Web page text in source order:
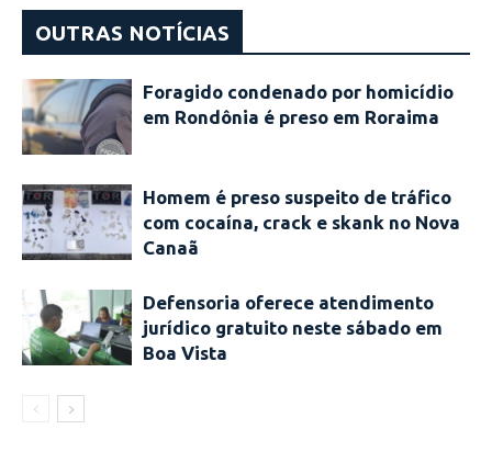
OUTRAS NOTÍCIAS
Foragido condenado por homicídio
em Rondônia é preso em Roraima
Homem é preso suspeito de tráfico
com cocaína, crack e skank no Nova
Canaã
Defensoria oferece atendimento
jurídico gratuito neste sábado em
Boa Vista